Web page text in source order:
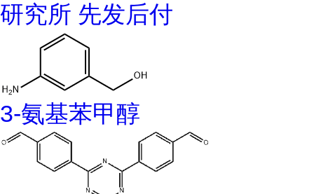
研究所 先发后付
3-氨基苯甲醇